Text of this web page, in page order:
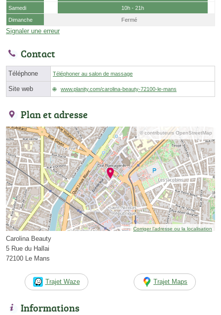
Samedi
10h - 21h
Dimanche
Fermé
Signaler une erreur
Contact
Téléphone Téléphoner au salon de massage
Site web www.planity.com/carolina-beauty-72100-le-mans
Plan et adresse
© contributeurs OpenStreetMap
Corriger l’adresse ou la localisation
Carolina Beauty
5 Rue du Hallai
72100 Le Mans
Trajet Waze Trajet Maps
Informations